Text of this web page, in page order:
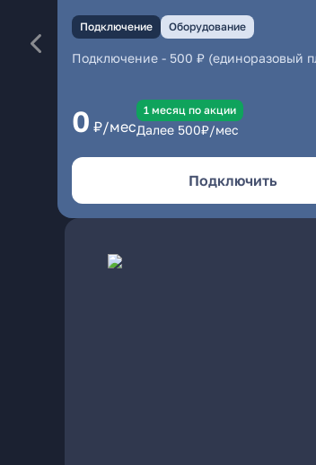
Подключение Оборудование
Подключение - 500 ₽ (единоразовый
0 ₽/мес
1 месяц по акции
Далее 500₽/мес
Подключить